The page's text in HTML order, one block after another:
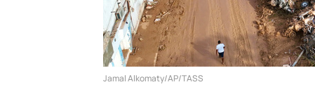
Jamal Alkomaty/AP/TASS